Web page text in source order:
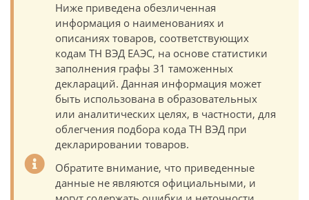
Ниже приведена обезличенная
информация о наименованиях и
описаниях товаров, соответствующих
кодам ТН ВЭД ЕАЭС, на основе статистики
заполнения графы 31 таможенных
деклараций. Данная информация может
быть использована в образовательных
или аналитических целях, в частности, для
облегчения подбора кода ТН ВЭД при
декларировании товаров.
Обратите внимание, что приведенные
данные не являются официальными, и